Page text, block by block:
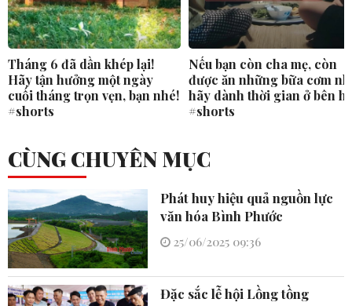
Tháng 6 đã dần khép lại!
Hãy tận hưởng một ngày
cuối tháng trọn vẹn, bạn nhé!
#shorts
Nếu bạn còn cha mẹ, còn
được ăn những bữa cơm
hãy dành thời gian ở bên
#shorts
CÙNG CHUYÊN MỤC
Phát huy hiệu quả nguồn lực
văn hóa Bình Phước
25/06/2025 09:36
Đặc sắc lễ hội Lồng tồng